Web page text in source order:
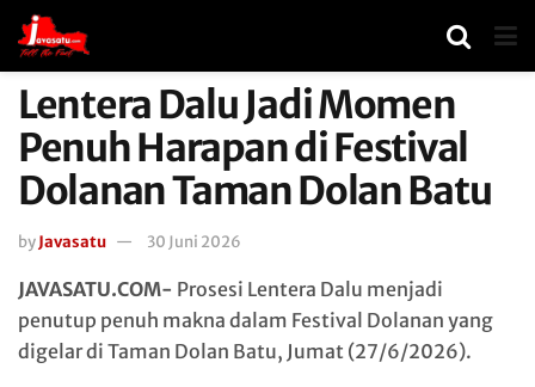
Lentera Dalu Jadi Momen
Penuh Harapan di Festival
Dolanan Taman Dolan Batu
byJavasatu 30 Juni 2026
JAVASATU.COM- Prosesi Lentera Dalu menjadi
penutup penuh makna dalam Festival Dolanan yang
digelar di Taman Dolan Batu, Jumat (27/6/2026).